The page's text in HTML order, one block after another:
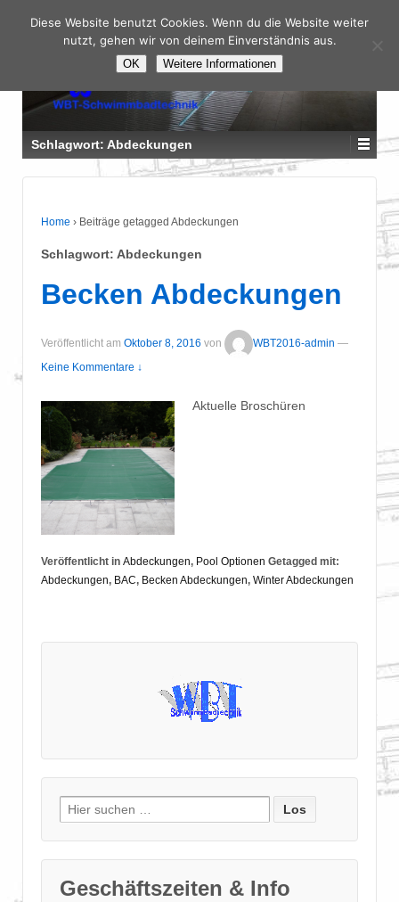
Schlagwort: Abdeckungen
Home › Beiträge getagged Abdeckungen
Schlagwort: Abdeckungen
Becken Abdeckungen
Veröffentlicht am Oktober 8, 2016 von WBT2016-admin —
Keine Kommentare ↓
Aktuelle Broschüren
Veröffentlicht in Abdeckungen, Pool Optionen Getagged mit:
Abdeckungen, BAC, Becken Abdeckungen, Winter Abdeckungen
Suche
nach:
Geschäftszeiten & Info
Diese Website benutzt Cookies. Wenn du die Website weiter
nutzt, gehen wir von deinem Einverständnis aus.
OK Weitere Informationen